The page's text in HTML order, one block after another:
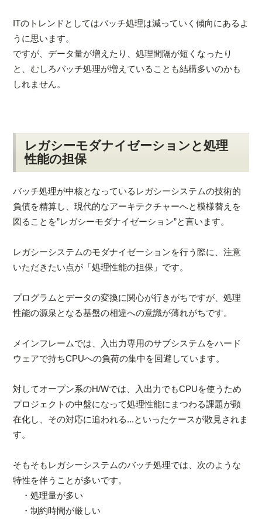
ITのトレンドとしてはバッチ処理は減っていく傾向にあるよ
うに思います。
ですが、データ量が増えたり、処理間隔が短くなったり
と、むしろバッチ処理が増えていることも結構多いのかも
しれません。
レガシーモダナイゼーションと処理
性能の担保
バッチ処理が中核となっているレガシーシステムの技術的
負債を精算し、現代的なアーキテクチャーへと模様替えを
図ることを”レガシーモダナイゼーション”と言います。
レガシーシステムのモダナイゼーションを行う際に、注意
いただきたい点が「処理性能の担保」です。
プログラムとデータの変換に関心が行きがちですが、処理
性能の源泉となる基盤の相違への意識が薄れがちです。
メインフレームでは、入出力専用のサブシステムをハード
ウェアで持ちCPUへの負荷の集中を回避しています。
対してオープン系のH/Wでは、入出力でもCPUを使うため
プロジェクトの中盤になって処理性能にまつわる課題が顕
在化し、その対応に追われる...といったケースが散見されま
す。
そもそもレガシーシステムのバッチ処理では、次のような
特性を伴うことが多いです。
・処理量が多い
・制約時間が厳しい